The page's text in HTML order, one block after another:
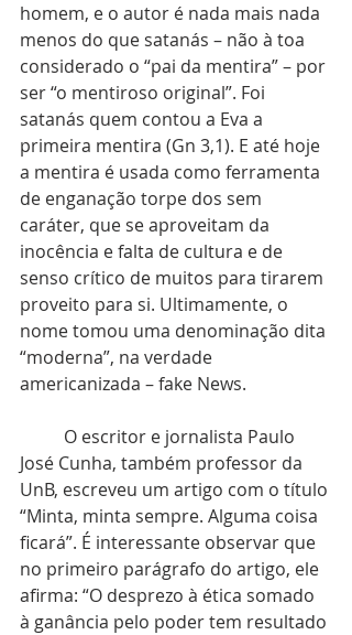
homem, e o autor é nada mais nada
menos do que satanás – não à toa
considerado o “pai da mentira” – por
ser “o mentiroso original”. Foi
satanás quem contou a Eva a
primeira mentira (Gn 3,1). E até hoje
a mentira é usada como ferramenta
de enganação torpe dos sem
caráter, que se aproveitam da
inocência e falta de cultura e de
senso crítico de muitos para tirarem
proveito para si. Ultimamente, o
nome tomou uma denominação dita
“moderna”, na verdade
americanizada – fake News.
José Cunha, também professor da
UnB, escreveu um artigo com o título
“Minta, minta sempre. Alguma coisa
ficará”. É interessante observar que
no primeiro parágrafo do artigo, ele
afirma: “O desprezo à ética somado
à ganância pelo poder tem resultado